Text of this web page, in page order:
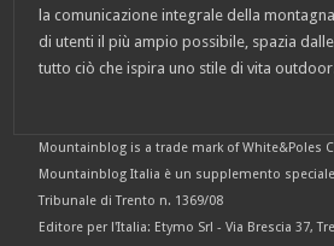
la comunicazione integrale della
di utenti il più ampio possibile, spazia
tutto ciò che ispira uno stile di vita
Mountainblog is a trade mark of White&Poles
Mountainblog Italia è un supplemento
Tribunale di Trento n. 1369/08
Editore per l'Italia: Etymo Srl - Via Brescia 37,